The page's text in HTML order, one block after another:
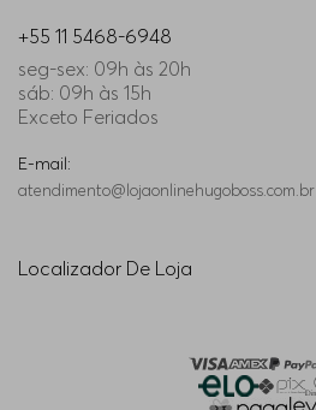
+55 11 5468-6948
seg-sex: 09h às 20h
sáb: 09h às 15h
Exceto Feriados
E-mail:
atendimento@lojaonlinehugoboss.com.br
Localizador De Loja